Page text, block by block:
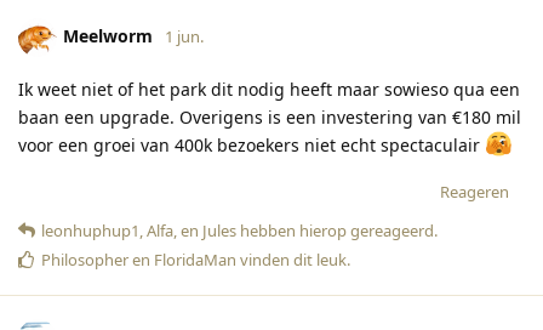
Meelworm 1 jun.
Ik weet niet of het park dit nodig heeft maar sowieso qua een
baan een upgrade. Overigens is een investering van €180 mil
voor een groei van 400k bezoekers niet echt spectaculair
Reageren
leonhuphup1,Alfa, en Jules hebben hierop gereageerd.
Philosopheren FloridaMan vinden dit leuk.